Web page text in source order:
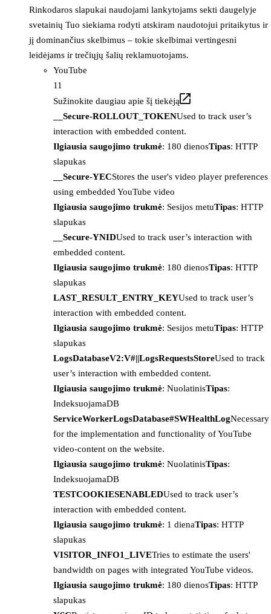
Rinkodaros slapukai naudojami lankytojams sekti daugelyje
svetainių Tuo siekiama rodyti atskiram naudotojui pritaikytus ir
jį dominančius skelbimus – tokie skelbimai vertingesni
leidėjams ir trečiųjų šalių reklamuotojams.
YouTube
11
Sužinokite daugiau apie šį tiekėją
__Secure-ROLLOUT_TOKENUsed to track user’s
interaction with embedded content.
Ilgiausia saugojimo trukmė: 180 dienosTipas: HTTP
slapukas
__Secure-YECStores the user's video player preferences
using embedded YouTube video
Ilgiausia saugojimo trukmė: Sesijos metuTipas: HTTP
slapukas
__Secure-YNIDUsed to track user’s interaction with
embedded content.
Ilgiausia saugojimo trukmė: 180 dienosTipas: HTTP
slapukas
LAST_RESULT_ENTRY_KEYUsed to track user’s
interaction with embedded content.
Ilgiausia saugojimo trukmė: Sesijos metuTipas: HTTP
slapukas
LogsDatabaseV2:V#||LogsRequestsStoreUsed to track
user’s interaction with embedded content.
Ilgiausia saugojimo trukmė: NuolatinisTipas:
IndeksuojamaDB
ServiceWorkerLogsDatabase#SWHealthLogNecessary
for the implementation and functionality of YouTube
video-content on the website.
Ilgiausia saugojimo trukmė: NuolatinisTipas:
IndeksuojamaDB
TESTCOOKIESENABLEDUsed to track user’s
interaction with embedded content.
Ilgiausia saugojimo trukmė: 1 dienaTipas: HTTP
slapukas
VISITOR_INFO1_LIVETries to estimate the users'
bandwidth on pages with integrated YouTube videos.
Ilgiausia saugojimo trukmė: 180 dienosTipas: HTTP
slapukas